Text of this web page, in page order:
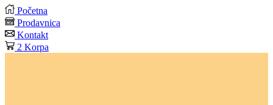
Početna
Prodavnica
Kontakt
2 Korpa